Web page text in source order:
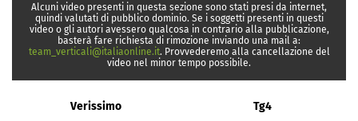
Alcuni video presenti in questa sezione sono stati presi da internet,
quindi valutati di pubblico dominio. Se i soggetti presenti in questi
video o gli autori avessero qualcosa in contrario alla pubblicazione,
basterà fare richiesta di rimozione inviando una mail a:
team_verticali@italiaonline.it. Provvederemo alla cancellazione del
video nel minor tempo possibile.
Verissimo Tg4